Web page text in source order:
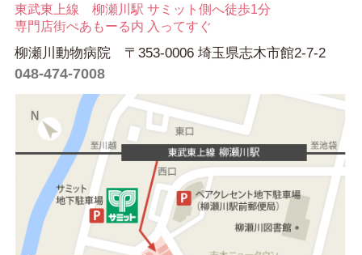
東武東上線 柳瀬川駅 サミット側へ徒歩1分
専門店街ぺあもーる内 入ってすぐ
柳瀬川動物病院 〒353-0006 埼玉県志木市館2-7-2
048-474-7008